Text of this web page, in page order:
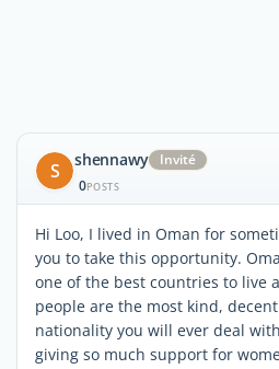
S shennawy
Invité
0POSTS
Hi Loo, I lived in Oman for
you to take this opportunity.
one of the best countries to live
people are the most kind,
nationality you will ever deal
giving so much support for